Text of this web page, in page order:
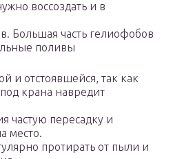
воссоздать и в
Большая часть гелиофобов
поливы
и отстоявшейся, так как
крана навредит
частую пересадку и
место.
протирать от пыли и